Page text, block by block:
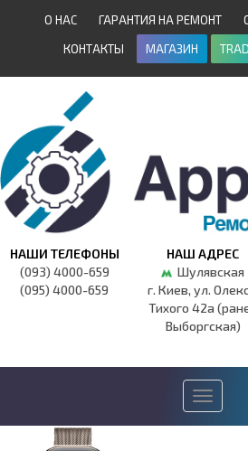
О НАС ГАРАНТИЯ НА РЕМОНТ
КОНТАКТЫ
МАГАЗИН
НАШИ ТЕЛЕФОНЫ
(093) 4000-659
(095) 4000-659
НАШ АДРЕС
Шулявская
г. Киев, ул.
Тихого 42а
Выборгская)
Toggle